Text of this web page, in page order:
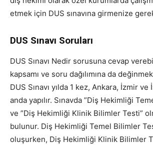
etmek için DUS sınavına girmenize
DUS Sınavı Soruları
DUS Sınavı Nedir sorusuna cevap
kapsamı ve soru dağılımına da
DUS Sınavı yılda 1 kez, Ankara, İzmir ve
anda yapılır. Sınavda ”Diş Hekimliği
ve ”Diş Hekimliği Klinik Bilimler Testi”
bulunur. Diş Hekimliği Temel Bilimler
oluşurken, Diş Hekimliği Klinik Bilimler